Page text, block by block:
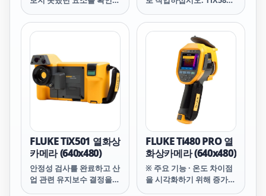
된 640 x 480 열화상 카메
라입니다. 이제 사용자는
Fluke에서 기대할 수 있는
견고성과 편의성에 힘입어
더 정확하게 열화상 검사를
수행할 수 있으며 결과도
더욱 신속하게 얻을 수 있
FLUKE TiX501 열화상
카메라 (640x480)
안정성 검사를 완료하고 산
업 관련 유지보수 결정을
FLUKE Ti480 PRO 열
화상카메라 (640x480)
※ 주요 기능 · 온도 차이점
을 시각화하기 위해 증가된